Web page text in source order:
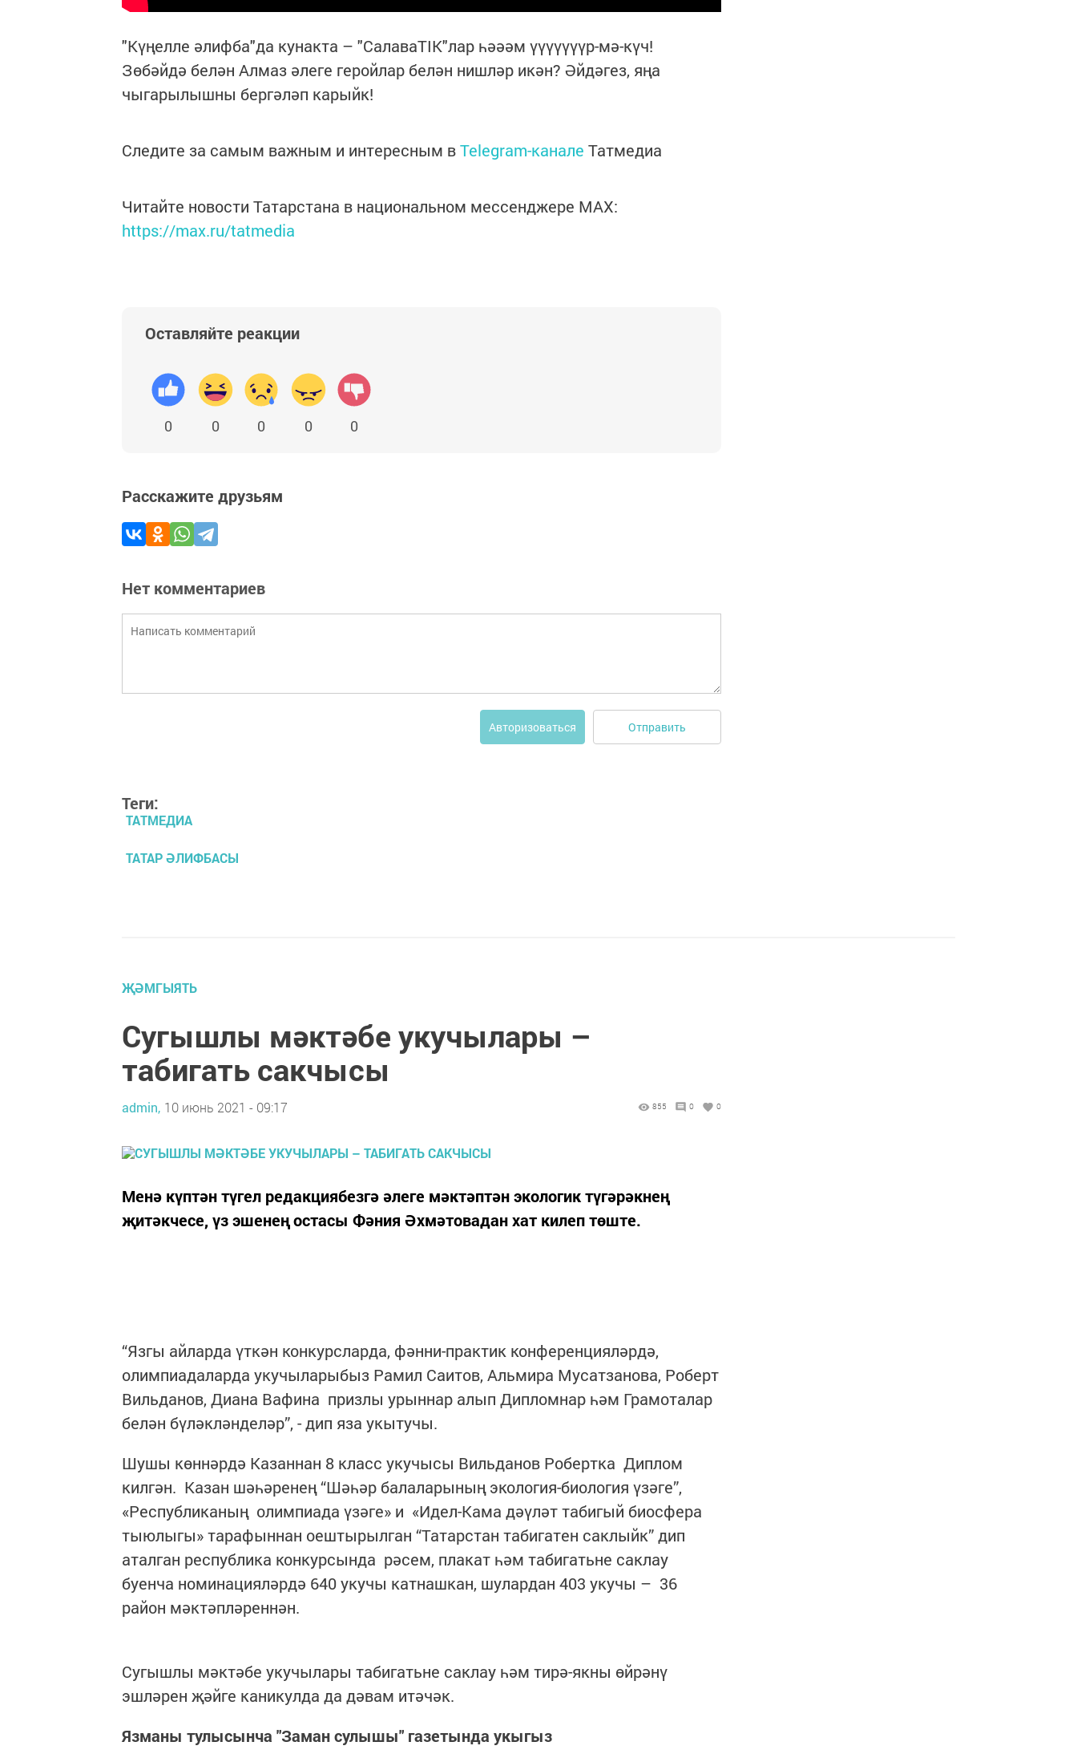
"Күңелле әлифба"да кунакта – "СалаваТIK"лар һәәәм үүүүүүүр-мә-күч!
Зөбәйдә белән Алмаз әлеге геройлар белән нишләр икән? Әйдәгез, яңа
чыгарылышны бергәләп карыйк!
Следите за самым важным и интересным вTelegram-канале Татмедиа
Читайте новости Татарстана в национальном мессенджере MАХ:
https://max.ru/tatmedia
Оставляйте реакции
0 0 0 0 0
Расскажите друзьям
Нет комментариев
Авторизоваться Отправить
Теги:
ТАТМЕДИА
ТАТАР ӘЛИФБАСЫ
ҖӘМГЫЯТЬ
Сугышлы мәктәбе укучылары –
табигать сакчысы
admin, 10 июнь 2021 - 09:17 855 0 0
Менә күптән түгел редакциябезгә әлеге мәктәптән экологик түгәрәкнең
җитәкчесе, үз эшенең остасы Фәния Әхмәтовадан хат килеп төште.
“Язгы айларда үткән конкурсларда, фәнни-практик конференцияләрдә,
олимпиадаларда укучыларыбыз Рамил Саитов, Альмира Мусатзанова, Роберт
Вильданов, Диана Вафина призлы урыннар алып Дипломнар һәм Грамоталар
белән бүләкләнделәр”, - дип яза укытучы.
Шушы көннәрдә Казаннан 8 класс укучысы Вильданов Робертка Диплом
килгән. Казан шәһәренең “Шәһәр балаларының экология-биология үзәге”,
«Республиканың олимпиада үзәге» и «Идел-Кама дәүләт табигый биосфера
тыюлыгы» тарафыннан оештырылган “Татарстан табигатен саклыйк” дип
аталган республика конкурсында рәсем, плакат һәм табигатьне саклау
буенча номинацияләрдә 640 укучы катнашкан, шулардан 403 укучы – 36
район мәктәпләреннән.
Сугышлы мәктәбе укучылары табигатьне саклау һәм тирә-якны өйрәнү
эшләрен җәйге каникулда да дәвам итәчәк.
Язманы тулысынча "Заман сулышы" газетында укыгыз